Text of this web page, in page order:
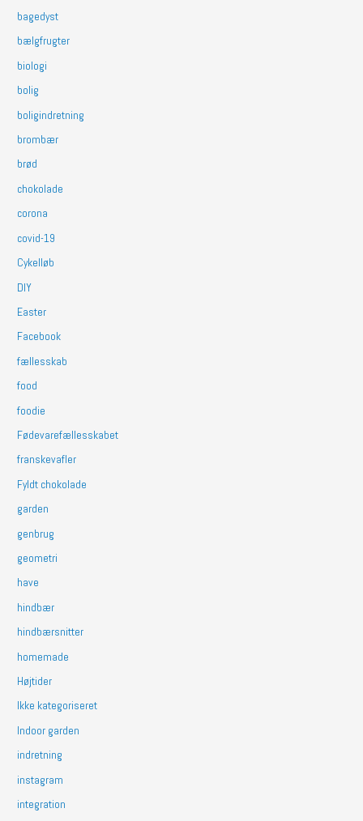
bagedyst
bælgfrugter
biologi
bolig
boligindretning
brombær
brød
chokolade
corona
covid-19
Cykelløb
DIY
Easter
Facebook
fællesskab
food
foodie
Fødevarefællesskabet
franskevafler
Fyldt chokolade
garden
genbrug
geometri
have
hindbær
hindbærsnitter
homemade
Højtider
Ikke kategoriseret
Indoor garden
indretning
instagram
integration